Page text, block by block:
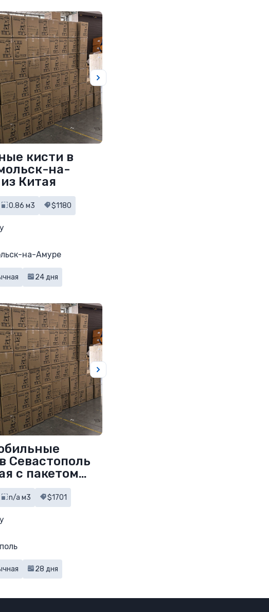
кисти в
на-
Китая
0.86 м3 $1180
на-Амуре
24 дня
Севастополь
с пакетом
n/a м3 $1701
28 дня